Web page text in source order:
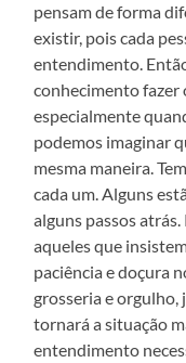
pensam de forma
existir, pois cada
entendimento.
conhecimento
especialmente
podemos imaginar
mesma maneira.
cada um. Alguns
alguns passos
aqueles que
paciência e doçura
grosseria e
tornará a situação
entendimento